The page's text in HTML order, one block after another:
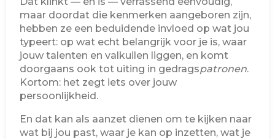
maar doordat die kenmerken aangeboren zijn,
hebben ze een beduidende invloed op wat jou
typeert: op wat echt belangrijk voor je is, waar
jouw talenten en valkuilen liggen, en komt
doorgaans ook tot uiting in gedragspatronen.
Kortom: het zegt iets over jouw
persoonlijkheid.
En dat kan als aanzet dienen om te kijken naar
wat bij jou past, waar je kan op inzetten, wat je